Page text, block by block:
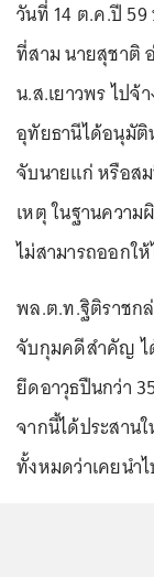
วันที่ 14 ต.ค.ปี 59
ที่สาม นายสุชาติ
น.ส.เยาวพร ไป
อุทัยธานีได้อนุมัติ
จับนายแก่ หรือส
เหตุ ในฐานควา
ไม่สามารถออกใ
พล.ต.ท.ฐิติราชก
จับกุมคดีสำคัญ ไ
ยึดอาวุธปืนกว่า
จากนี้ได้ประสาน
ทั้งหมดว่าเคยนำ